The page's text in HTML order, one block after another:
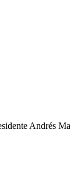
Andrés